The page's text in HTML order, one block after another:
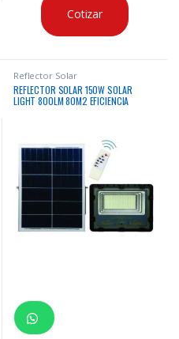
Cotizar
Reflector Solar
REFLECTOR SOLAR 150W SOLAR
LIGHT 800LM 80M2 EFICIENCIA